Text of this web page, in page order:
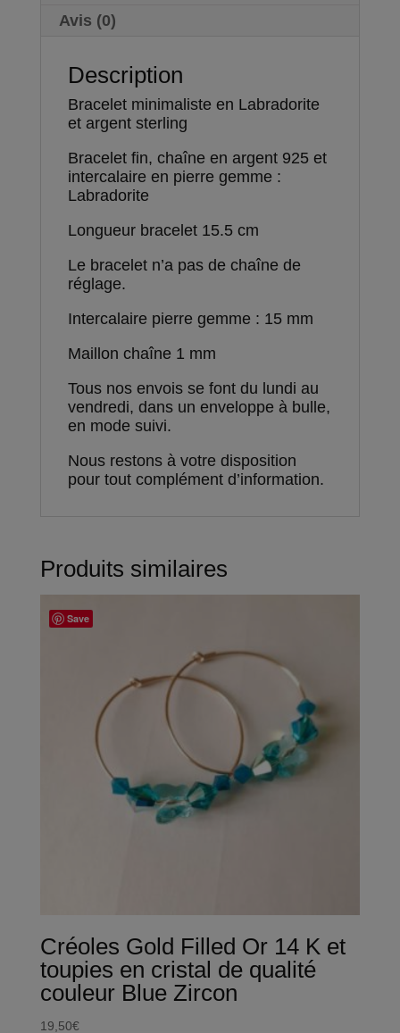
Avis (0)
Description
Bracelet minimaliste en Labradorite
et argent sterling
Bracelet fin, chaîne en argent 925 et
intercalaire en pierre gemme :
Labradorite
Longueur bracelet 15.5 cm
Le bracelet n’a pas de chaîne de
réglage.
Intercalaire pierre gemme : 15 mm
Maillon chaîne 1 mm
Tous nos envois se font du lundi au
vendredi, dans un enveloppe à bulle,
en mode suivi.
Nous restons à votre disposition
pour tout complément d’information.
Produits similaires
Save
Créoles Gold Filled Or 14 K et
toupies en cristal de qualité
couleur Blue Zircon
19,50€